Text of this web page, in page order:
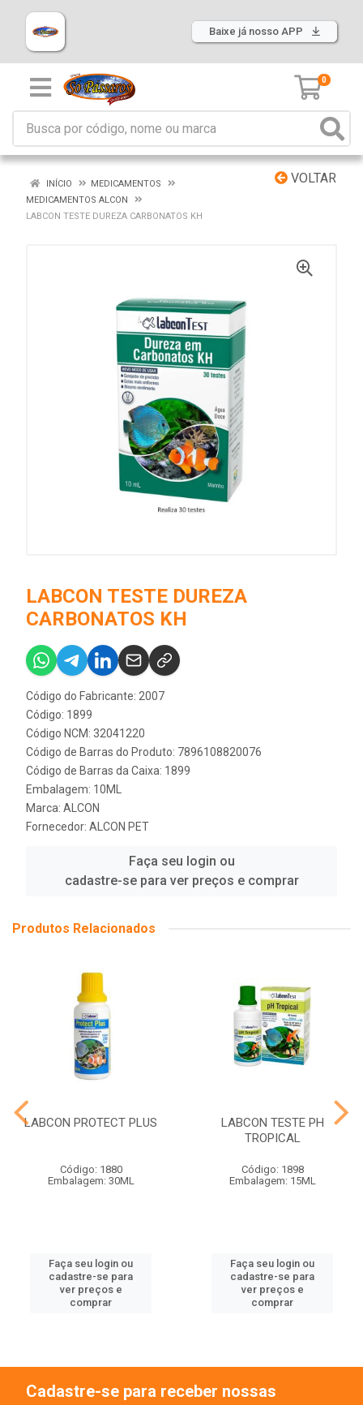
Baixe já nosso APP
0
VOLTAR
INÍCIO
MEDICAMENTOS
MEDICAMENTOS ALCON
LABCON TESTE DUREZA CARBONATOS KH
LABCON TESTE DUREZA
CARBONATOS KH
Código do Fabricante: 2007
Código: 1899
Código NCM: 32041220
Código de Barras do Produto: 7896108820076
Código de Barras da Caixa: 1899
Embalagem: 10ML
Marca: ALCON
Fornecedor: ALCON PET
Faça seu login ou
cadastre-se para ver preços e comprar
Produtos Relacionados
LABCON PROTECT PLUS
Código: 1880
Embalagem: 30ML
Faça seu login ou
cadastre-se para
ver preços e
comprar
LABCON TESTE PH
TROPICAL
Código: 1898
Embalagem: 15ML
Faça seu login ou
cadastre-se para
ver preços e
comprar
Cadastre-se para receber nossas